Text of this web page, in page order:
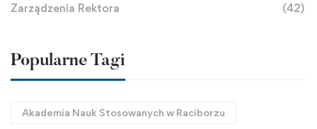
Zarządzenia Rektora (42)
Popularne Tagi
Akademia Nauk Stosowanych w Raciborzu